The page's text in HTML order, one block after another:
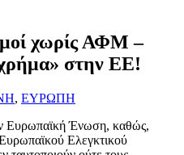
χωρίς ΑΦΜ –
στην ΕΕ!
, ΕΥΡΩΠΗ
Ευρωπαϊκή Ένωση, καθώς,
Ελεγκτικού